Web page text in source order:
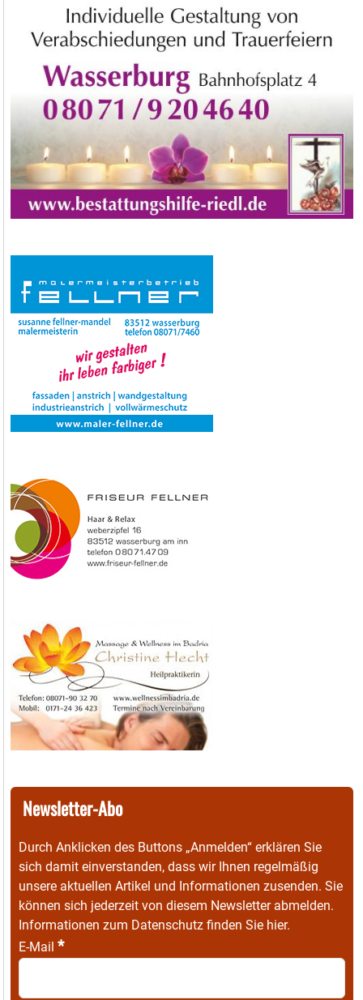
Newsletter-Abo
Durch Anklicken des Buttons „Anmelden“ erklären Sie
sich damit einverstanden, dass wir Ihnen regelmäßig
unsere aktuellen Artikel und Informationen zusenden. Sie
können sich jederzeit von diesem Newsletter abmelden.
Informationen zum Datenschutz finden Sie hier.
E-Mail *